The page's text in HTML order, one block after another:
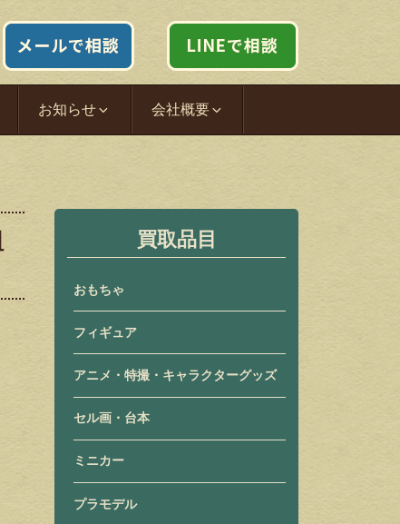
お知らせ 会社概要
買取品目
おもちゃ
フィギュア
アニメ・特撮・キャラクターグッズ
セル画・台本
ミニカー
プラモデル